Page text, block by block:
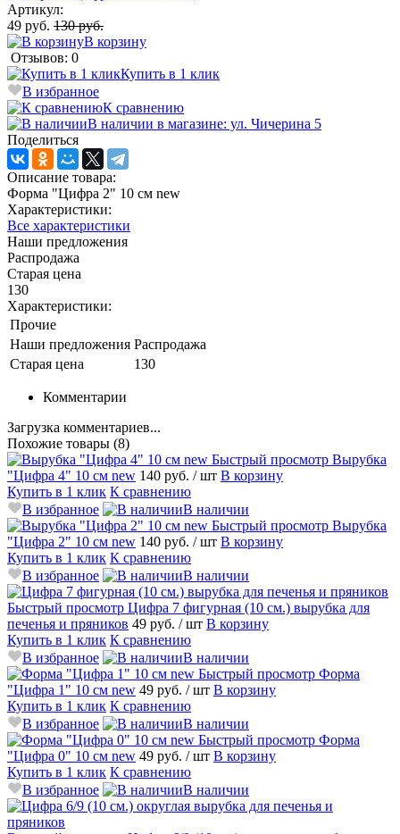
Артикул:
49 руб. 130 руб.
В корзину
Отзывов: 0
Купить в 1 клик
В избранное
К сравнению
В наличии в магазине: ул. Чичерина 5
Поделиться
Описание товара:
Форма "Цифра 2" 10 см new
Характеристики:
Все характеристики
Наши предложения
Распродажа
Старая цена
130
Характеристики:
Прочие
Наши предложения Распродажа
Старая цена
130
Комментарии
Загрузка комментариев...
Похожие товары (8)
Быстрый просмотр Вырубка
"Цифра 4" 10 см new 140 руб. / шт В корзину
Купить в 1 клик К сравнению
В избранное
В наличии
Быстрый просмотр Вырубка
"Цифра 2" 10 см new 140 руб. / шт В корзину
Купить в 1 клик К сравнению
В избранное
В наличии
Быстрый просмотр Цифра 7 фигурная (10 см.) вырубка для
печенья и пряников 49 руб. / шт В корзину
Купить в 1 клик К сравнению
В избранное
В наличии
Быстрый просмотр Форма
"Цифра 1" 10 см new 49 руб. / шт В корзину
Купить в 1 клик К сравнению
В избранное
В наличии
Быстрый просмотр Форма
"Цифра 0" 10 см new 49 руб. / шт В корзину
Купить в 1 клик К сравнению
В избранное
В наличии